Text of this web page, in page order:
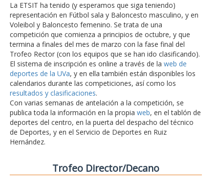
La ETSIT ha tenido (y esperamos que siga teniendo)
representación en Fútbol sala y Baloncesto masculino, y en
Voleibol y Baloncesto femenino. Se trata de una
competición que comienza a principios de octubre, y que
termina a finales del mes de marzo con la fase final del
Trofeo Rector (con los equipos que se han ido clasificando).
El sistema de inscripción es online a través de la web de
deportes de la UVa, y en ella también están disponibles los
calendarios durante las competiciones, así como los
resultados y clasificaciones.
Con varias semanas de antelación a la competición, se
publica toda la información en la propia web, en el tablón de
deportes del centro, en la puerta del despacho del técnico
de Deportes, y en el Servicio de Deportes en Ruiz
Hernández.
Trofeo Director/Decano